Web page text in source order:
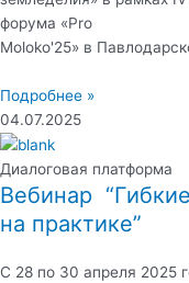
форума «Pro
Moloko'25» в
Подробнее »
04.07.2025
Диалоговая платформа
Вебинар
на практике”
С 28 по 30 апреля 2025